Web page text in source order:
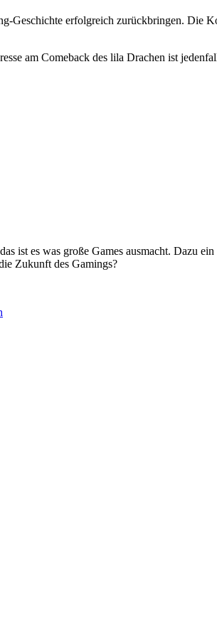
Geschichte erfolgreich zurückbringen. Die
am Comeback des lila Drachen ist
ist es was große Games ausmacht. Dazu
Zukunft des Gamings?